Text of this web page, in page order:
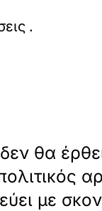
gia-
.
θα
με